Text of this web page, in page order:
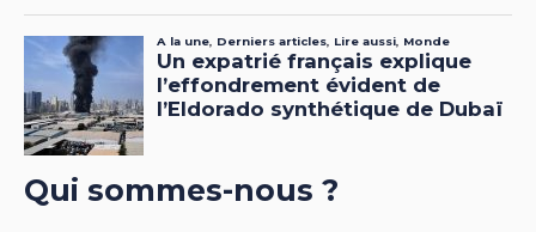
Qui sommes-nous ?